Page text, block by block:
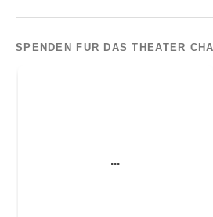
SPENDEN FÜR DAS THEATER